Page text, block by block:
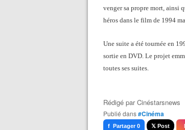
venger sa propre mort, ainsi
héros dans le film de 1994
Une suite a été tournée en
sortie en DVD. Le projet
toutes ses suites.
Rédigé parCinéstarsnews
Publié dans#Cinéma
f Partager 0 𝕏 Post